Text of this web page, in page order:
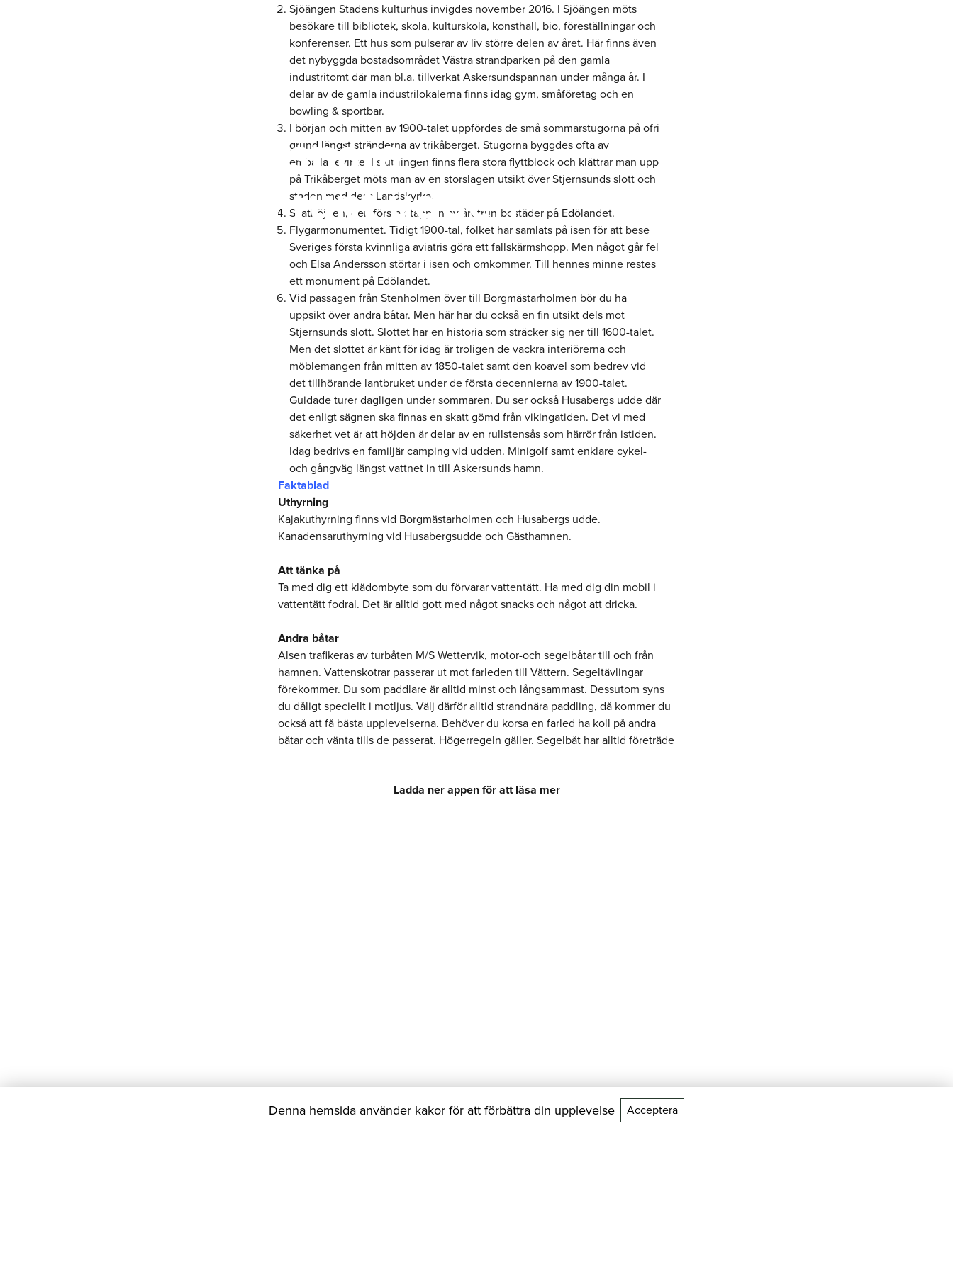
Paddla stadsnära -
Vildmarken runt udden
Sjöängen Stadens kulturhus invigdes november 2016. I Sjöängen möts
besökare till bibliotek, skola, kulturskola, konsthall, bio, föreställningar och
konferenser. Ett hus som pulserar av liv större delen av året. Här finns även
det nybyggda bostadsområdet Västra strandparken på den gamla
industritomt där man bl.a. tillverkat Askersundspannan under många år. I
delar av de gamla industrilokalerna finns idag gym, småföretag och en
bowling & sportbar.
I början och mitten av 1900-talet uppfördes de små sommarstugorna på ofri
grund längst stränderna av trikåberget. Stugorna byggdes ofta av
emballagevirke. I slutningen finns flera stora flyttblock och klättrar man upp
på Trikåberget möts man av en storslagen utsikt över Stjernsunds slott och
staden med dess Landskyrka.
Skathöjden, den första etappen av åretruntbostäder på Edölandet.
Flygarmonumentet. Tidigt 1900-tal, folket har samlats på isen för att bese
Sveriges första kvinnliga aviatris göra ett fallskärmshopp. Men något går fel
och Elsa Andersson störtar i isen och omkommer. Till hennes minne restes
ett monument på Edölandet.
Vid passagen från Stenholmen över till Borgmästarholmen bör du ha
uppsikt över andra båtar. Men här har du också en fin utsikt dels mot
Stjernsunds slott. Slottet har en historia som sträcker sig ner till 1600-talet.
Men det slottet är känt för idag är troligen de vackra interiörerna och
möblemangen från mitten av 1850-talet samt den koavel som bedrev vid
det tillhörande lantbruket under de första decennierna av 1900-talet.
Guidade turer dagligen under sommaren. Du ser också Husabergs udde där
det enligt sägnen ska finnas en skatt gömd från vikingatiden. Det vi med
säkerhet vet är att höjden är delar av en rullstensås som härrör från istiden.
Idag bedrivs en familjär camping vid udden. Minigolf samt enklare cykel-
och gångväg längst vattnet in till Askersunds hamn.
Faktablad
Uthyrning
Kajakuthyrning finns vid Borgmästarholmen och Husabergs udde.
Kanadensaruthyrning vid Husabergsudde och Gästhamnen.
Att tänka på
Ta med dig ett klädombyte som du förvarar vattentätt. Ha med dig din mobil i
vattentätt fodral. Det är alltid gott med något snacks och något att dricka.
Andra båtar
Alsen trafikeras av turbåten M/S Wettervik, motor-och segelbåtar till och från
hamnen. Vattenskotrar passerar ut mot farleden till Vättern. Segeltävlingar
förekommer. Du som paddlare är alltid minst och långsammast. Dessutom syns
du dåligt speciellt i motljus. Välj därför alltid strandnära paddling, då kommer du
också att få bästa upplevelserna. Behöver du korsa en farled ha koll på andra
båtar och vänta tills de passerat. Högerregeln gäller. Segelbåt har alltid företräde
Ladda ner appen för att läsa mer
Denna hemsida använder kakor för att förbättra din upplevelse Acceptera